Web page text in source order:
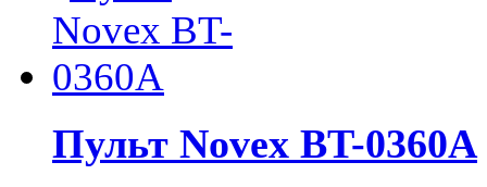
Пульт Novex BT-0360A